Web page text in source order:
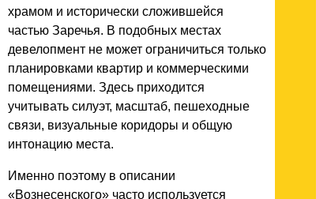
храмом и исторически сложившейся
частью Заречья. В подобных местах
девелопмент не может ограничиться только
планировками квартир и коммерческими
помещениями. Здесь приходится
учитывать силуэт, масштаб, пешеходные
связи, визуальные коридоры и общую
интонацию места.
Именно поэтому в описании
«Вознесенского» часто используется